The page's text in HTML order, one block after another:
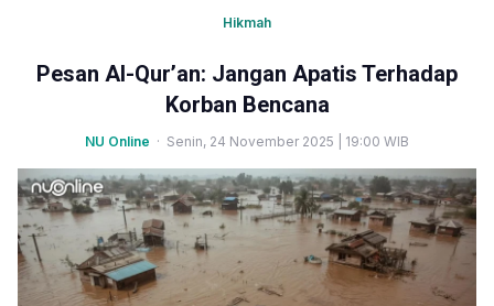
Hikmah
Pesan Al-Qur’an: Jangan Apatis Terhadap
Korban Bencana
NU Online · Senin, 24 November 2025 | 19:00 WIB